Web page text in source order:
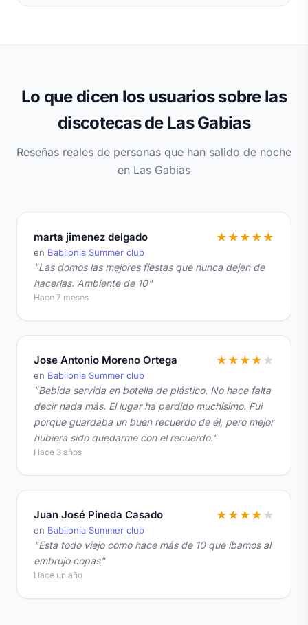
Lo que dicen los usuarios sobre las
discotecas de Las Gabias
Reseñas reales de personas que han salido de noche
en Las Gabias
marta jimenez delgado
en Babilonia Summer club
★ ★ ★ ★ ★
"Las domos las mejores fiestas que nunca dejen de
hacerlas. Ambiente de 10"
Hace 7 meses
Jose Antonio Moreno Ortega
en Babilonia Summer club
★ ★ ★ ★ ★
"Bebida servida en botella de plástico. No hace falta
decir nada más. El lugar ha perdido muchísimo. Fui
porque guardaba un buen recuerdo de él, pero mejor
hubiera sido quedarme con el recuerdo."
Hace 3 años
Juan José Pineda Casado
en Babilonia Summer club
★ ★ ★ ★ ★
"Esta todo viejo como hace más de 10 que íbamos al
embrujo copas"
Hace un año